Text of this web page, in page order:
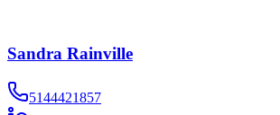
Sandra Rainville
5144421857